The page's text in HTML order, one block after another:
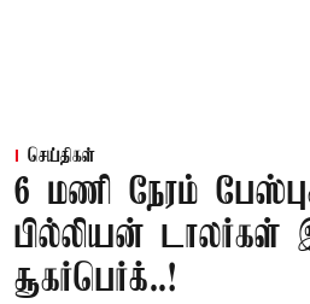
செய்திகள்
6 மணி நேரம்
பில்லியன் டாலர்கள்
சூகர்பெர்க்..!